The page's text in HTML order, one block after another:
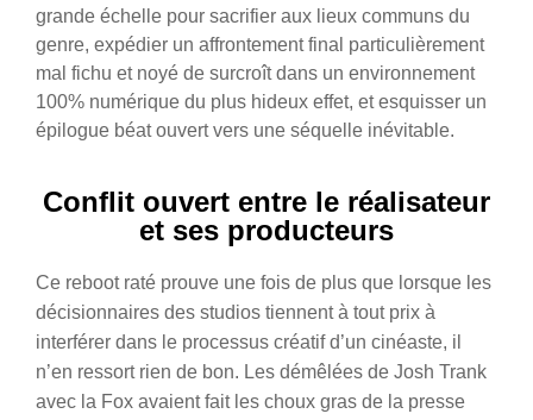
grande échelle pour sacrifier aux lieux communs du
genre, expédier un affrontement final particulièrement
mal fichu et noyé de surcroît dans un environnement
100% numérique du plus hideux effet, et esquisser un
épilogue béat ouvert vers une séquelle inévitable.
Conflit ouvert entre le réalisateur
et ses producteurs
Ce reboot raté prouve une fois de plus que lorsque les
décisionnaires des studios tiennent à tout prix à
interférer dans le processus créatif d’un cinéaste, il
n’en ressort rien de bon. Les démêlées de Josh Trank
avec la Fox avaient fait les choux gras de la presse